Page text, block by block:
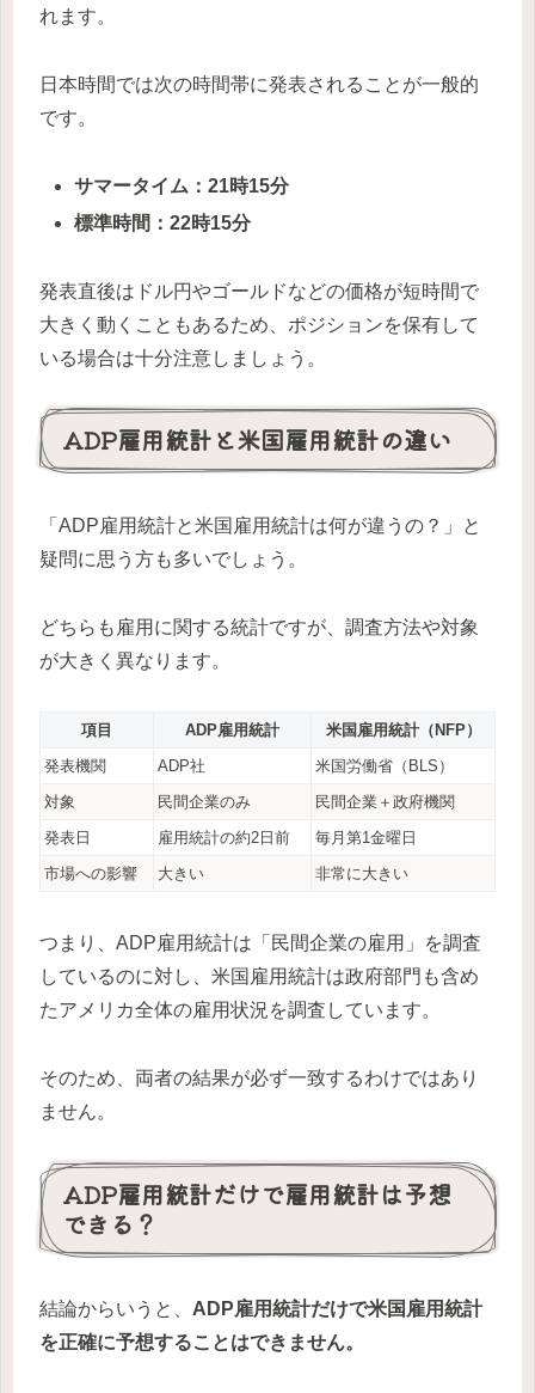
れます。
日本時間では次の時間帯に発表されることが一般的
です。
サマータイム：21時15分
標準時間：22時15分
発表直後はドル円やゴールドなどの価格が短時間で
大きく動くこともあるため、ポジションを保有して
いる場合は十分注意しましょう。
ADP雇用統計と米国雇用統計の違い
「ADP雇用統計と米国雇用統計は何が違うの？」と
疑問に思う方も多いでしょう。
どちらも雇用に関する統計ですが、調査方法や対象
が大きく異なります。
項目 ADP雇用統計
米国雇用統計（NFP）
発表機関
ADP社
米国労働省（BLS）
対象
民間企業のみ
民間企業＋政府機関
発表日
雇用統計の約2日前
毎月第1金曜日
市場への影響
大きい 非常に大きい
つまり、ADP雇用統計は「民間企業の雇用」を調査
しているのに対し、米国雇用統計は政府部門も含め
たアメリカ全体の雇用状況を調査しています。
そのため、両者の結果が必ず一致するわけではあり
ません。
ADP雇用統計だけで雇用統計は予想
できる？
結論からいうと、 ADP雇用統計だけで米国雇用統計
を正確に予想することはできません。